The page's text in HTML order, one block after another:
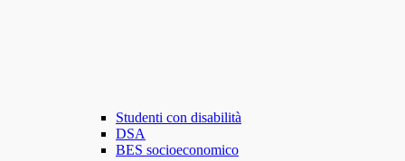
Studenti con disabilità
DSA
BES socioeconomico